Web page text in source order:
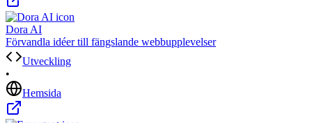
Dora AI
Förvandla idéer till fängslande webbupplevelser
Utveckling
•
Hemsida